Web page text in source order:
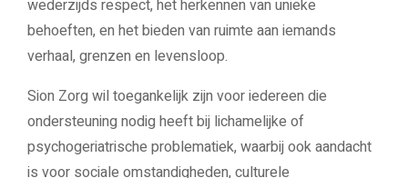
wederzijds respect, het herkennen van unieke
behoeften, en het bieden van ruimte aan iemands
verhaal, grenzen en levensloop.
Sion Zorg wil toegankelijk zijn voor iedereen die
ondersteuning nodig heeft bij lichamelijke of
psychogeriatrische problematiek, waarbij ook aandacht
is voor sociale omstandigheden, culturele